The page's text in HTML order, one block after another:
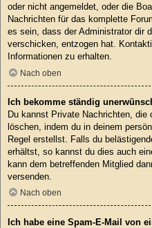
oder nicht angemeldet, oder die
Nachrichten für das komplette
es sein, dass der Administrator dir
verschicken, entzogen hat.
Informationen zu erhalten.
Nach oben
Ich bekomme ständig
Du kannst Private Nachrichten,
löschen, indem du in deinem
Regel erstellst. Falls du
erhältst, so kannst du dies auch
kann dem betreffenden Mitglied
versenden.
Nach oben
Ich habe eine Spam-E-Mail von